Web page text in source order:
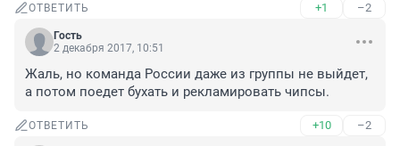
ОТВЕТИТЬ +1 –2
Гость
2 декабря 2017, 10:51
Жаль, но команда России даже из группы не выйдет,
а потом поедет бухать и рекламировать чипсы.
ОТВЕТИТЬ +10 –2